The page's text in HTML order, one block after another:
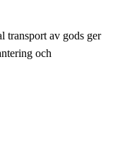
transport av gods ger
och